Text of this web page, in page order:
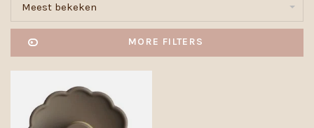
Meest bekeken
MORE FILTERS